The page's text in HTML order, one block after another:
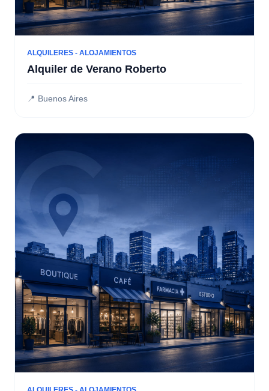
ALQUILERES - ALOJAMIENTOS
Alquiler de Verano Roberto
📍 Buenos Aires